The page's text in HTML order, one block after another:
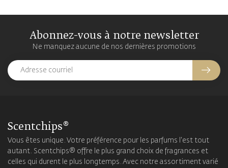
Abonnez-vous à notre newsletter
Ne manquez aucune de nos dernières promotions
Scentchips®
Vous êtes unique. Votre préférence pour les parfums l'est tout
autant. Scentchips® offre le plus grand choix de fragrances et
celles qui durent le plus longtemps. Avec notre assortiment varié